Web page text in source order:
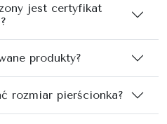
jest certyfikat
produkty?
rozmiar pierścionka?